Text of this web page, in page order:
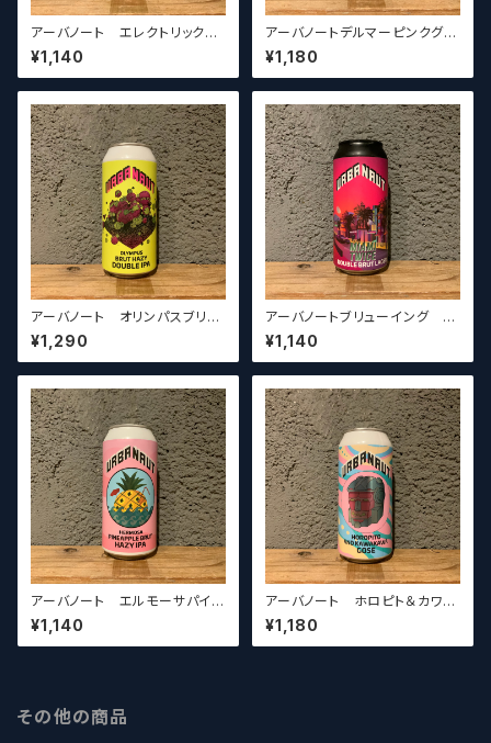
アーバノート エレクトリックシ
ティー ウエストコーストIPA(Ur
banaut Brewing Electric C
ity WCIPA)
¥1,140
アーバノートデルマーピンクグレ
ープフルーツヘイジーIPA(Urb
anaut Brewing Del Mar Pi
nk Grapefruit Hazy IPA)
¥1,180
アーバノート オリンパスブリュ
ット ヘイジーダブルIPA Urban
aut Brewing Olympus Bru
t Hazy Double IPA (Brut DIP
¥1,290
アーバノートブリューイング マ
イアミ トゥワイスダブルブリュッ
トラガー(Urbanaut Brewing
Miami Twice Double Brut
¥1,140
アーバノート エルモーサパイナ
ップルブリュットヘイジー IPA U
rbanaut Brewing Hermos
a Pineapple Brut Hazy IPA
¥1,140
アーバノート ホロピト＆カワカ
ワゴーゼ(Urbanaut Brewing
Horopito & Kawakawa G
ose)
¥1,180
その他の商品